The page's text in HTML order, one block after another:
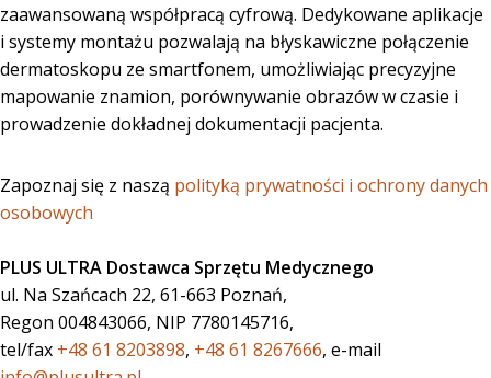
zaawansowaną współpracą cyfrową. Dedykowane aplikacje
i systemy montażu pozwalają na błyskawiczne połączenie
dermatoskopu ze smartfonem, umożliwiając precyzyjne
mapowanie znamion, porównywanie obrazów w czasie i
prowadzenie dokładnej dokumentacji pacjenta.
Zapoznaj się z naszą polityką prywatności i ochrony danych
osobowych
PLUS ULTRA Dostawca Sprzętu Medycznego
ul. Na Szańcach 22, 61-663 Poznań,
Regon 004843066, NIP 7780145716,
tel/fax +48 61 8203898, +48 61 8267666, e-mail